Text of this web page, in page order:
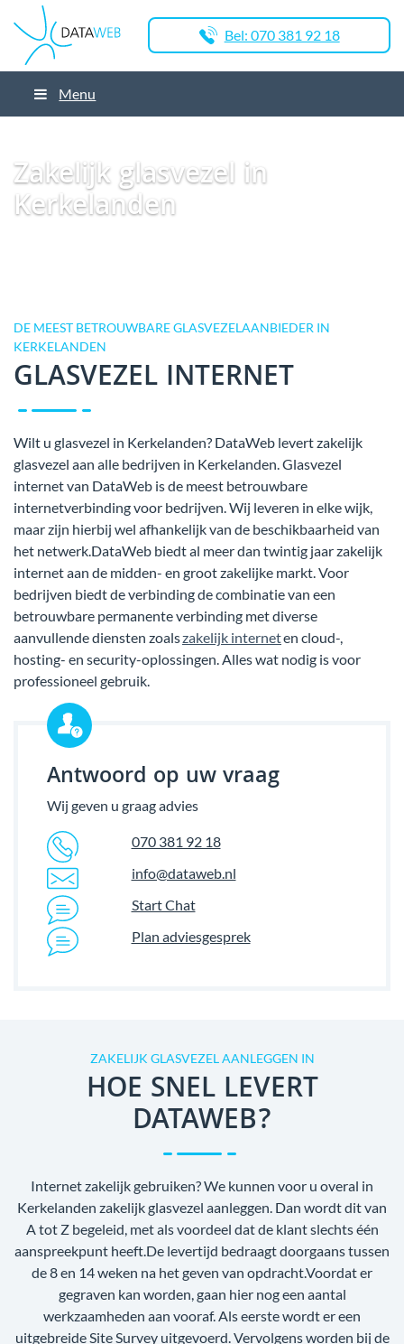
Bel: 070 381 92 18
Menu
Zakelijk glasvezel in
Kerkelanden
DE MEEST BETROUWBARE GLASVEZELAANBIEDER IN
KERKELANDEN
GLASVEZEL INTERNET
Wilt u glasvezel in Kerkelanden? DataWeb levert zakelijk
glasvezel aan alle bedrijven in Kerkelanden. Glasvezel
internet van DataWeb is de meest betrouwbare
internetverbinding voor bedrijven. Wij leveren in elke wijk,
maar zijn hierbij wel afhankelijk van de beschikbaarheid van
het netwerk.DataWeb biedt al meer dan twintig jaar zakelijk
internet aan de midden- en groot zakelijke markt. Voor
bedrijven biedt de verbinding de combinatie van een
betrouwbare permanente verbinding met diverse
aanvullende diensten zoalszakelijk interneten cloud-,
hosting- en security-oplossingen. Alles wat nodig is voor
professioneel gebruik.
Antwoord op uw vraag
Wij geven u graag advies
070 381 92 18
info@dataweb.nl
Start Chat
Plan adviesgesprek
ZAKELIJK GLASVEZEL AANLEGGEN IN
HOE SNEL LEVERT
DATAWEB?
Internet zakelijk gebruiken? We kunnen voor u overal in
Kerkelanden zakelijk glasvezel aanleggen. Dan wordt dit van
A tot Z begeleid, met als voordeel dat de klant slechts één
aanspreekpunt heeft.De levertijd bedraagt doorgaans tussen
de 8 en 14 weken na het geven van opdracht.Voordat er
gegraven kan worden, gaan hier nog een aantal
werkzaamheden aan vooraf. Als eerste wordt er een
uitgebreide Site Survey uitgevoerd. Vervolgens worden bij de